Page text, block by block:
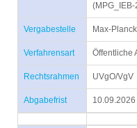
Vergabestelle Max-
Verfahrensart Öffentliche
Rechtsrahmen UVgO/VgV
Abgabefrist